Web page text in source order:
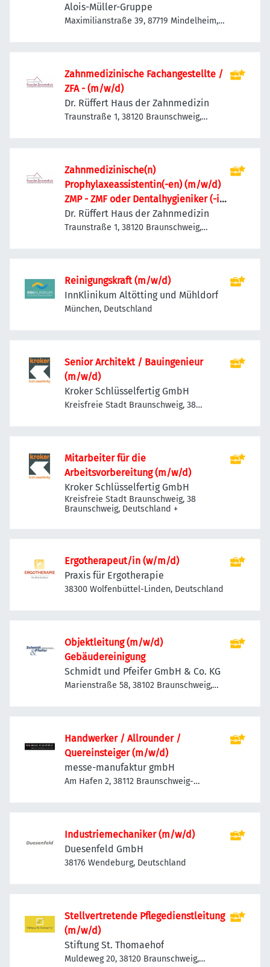
Alois-Müller-Gruppe
Maximilianstraße 39, 87719 Mindelheim,
Zahnmedizinische Fachangestellte /
ZFA - (m/w/d)
Dr. Rüffert Haus der Zahnmedizin
Traunstraße 1, 38120 Braunschweig,
Zahnmedizinische(n)
Prophylaxeassistentin(-en) (m/w/d)
ZMP - ZMF oder Dentalhygieniker (-in)
DH
Dr. Rüffert Haus der Zahnmedizin
Traunstraße 1, 38120 Braunschweig,
Reinigungskraft (m/w/d)
InnKlinikum Altötting und Mühldorf
München, Deutschland
Senior Architekt / Bauingenieur
(m/w/d)
Kroker Schlüsselfertig GmbH
Kreisfreie Stadt Braunschweig, 38
Mitarbeiter für die
Arbeitsvorbereitung (m/w/d)
Kroker Schlüsselfertig GmbH
Kreisfreie Stadt Braunschweig, 38
Braunschweig, Deutschland +
Ergotherapeut/in (w/m/d)
Praxis für Ergotherapie
38300 Wolfenbüttel-Linden, Deutschland
Objektleitung (m/w/d)
Gebäudereinigung
Schmidt und Pfeifer GmbH & Co. KG
Marienstraße 58, 38102 Braunschweig,
Handwerker / Allrounder /
Quereinsteiger (m/w/d)
messe-manufaktur gmbH
Am Hafen 2, 38112 Braunschweig-
Industriemechaniker (m/w/d)
Duesenfeld GmbH
38176 Wendeburg, Deutschland
Stellvertretende Pflegedienstleitung
(m/w/d)
Stiftung St. Thomaehof
Muldeweg 20, 38120 Braunschweig,